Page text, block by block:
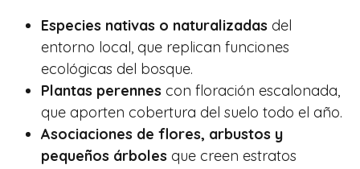
Especies nativas o naturalizadas del
entorno local, que replican funciones
ecológicas del bosque.
Plantas perennes con floración escalonada,
que aporten cobertura del suelo todo el año.
Asociaciones de flores, arbustos y
pequeños árboles que creen estratos